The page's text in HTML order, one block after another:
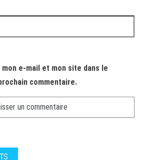
e-mail et mon site dans le
commentaire.